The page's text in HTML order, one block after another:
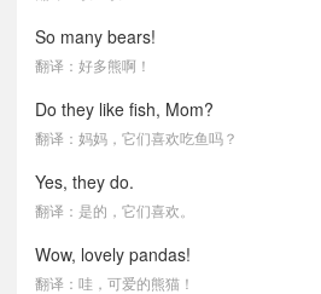
So many bears!
翻译：好多熊啊！
Do they like fish, Mom?
翻译：妈妈，它们喜欢吃鱼吗？
Yes, they do.
翻译：是的，它们喜欢。
Wow, lovely pandas!
翻译：哇，可爱的熊猫！